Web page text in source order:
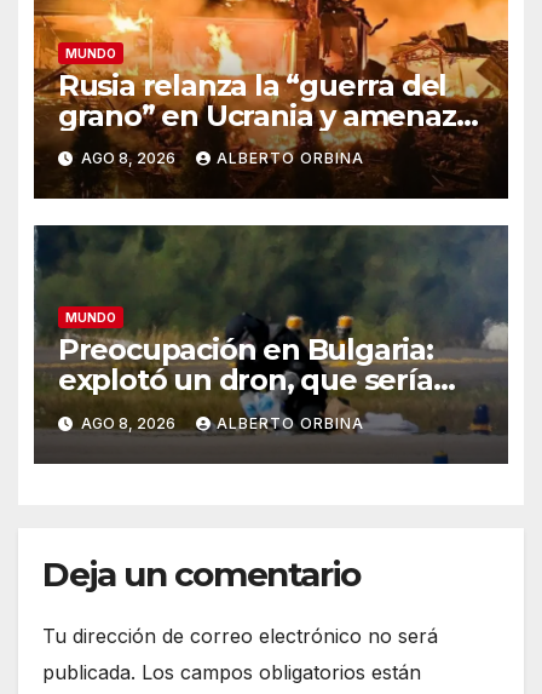
MUNDO
Rusia relanza la “guerra del
grano” en Ucrania y amenaza
el suministro global de
alimentos
AGO 8, 2026 ALBERTO ORBINA
MUNDO
Preocupación en Bulgaria:
explotó un dron, que sería
ucraniano, cerca de un
gasoducto en la frontera con
Rumania
AGO 8, 2026 ALBERTO ORBINA
Deja un comentario
Tu dirección de correo electrónico no será
publicada. Los campos obligatorios están